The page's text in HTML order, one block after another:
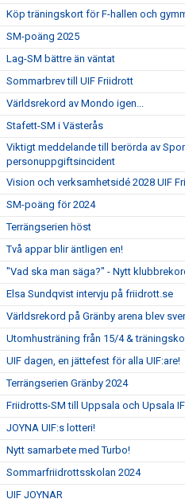
Köp träningskort för F-hallen och
SM-poäng 2025
Lag-SM bättre än väntat
Sommarbrev till UIF Friidrott
Världsrekord av Mondo igen...
Stafett-SM i Västerås
Viktigt meddelande till berörda av
personuppgiftsincident
Vision och verksamhetsidé 2028 UIF
SM-poäng för 2024
Terrängserien höst
Två appar blir äntligen en!
"Vad ska man säga?" - Nytt
Elsa Sundqvist intervju på friidrott.se
Världsrekord på Gränby arena blev
Utomhusträning från 15/4 &
UIF dagen, en jättefest för alla UIF:are!
Terrängserien Gränby 2024
Friidrotts-SM till Uppsala och Upsala
JOYNA UIF:s lotteri!
Nytt samarbete med Turbo!
Sommarfriidrottsskolan 2024
UIF JOYNAR